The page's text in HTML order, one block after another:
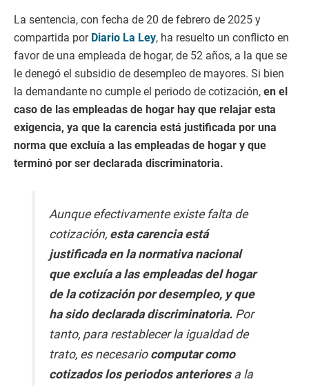
La sentencia, con fecha de 20 de febrero de 2025 y
compartida por Diario La Ley, ha resuelto un conflicto en
favor de una empleada de hogar, de 52 años, a la que se
le denegó el subsidio de desempleo de mayores. Si bien
la demandante no cumple el periodo de cotización, en el
caso de las empleadas de hogar hay que relajar esta
exigencia, ya que la carencia está justificada por una
norma que excluía a las empleadas de hogar y que
terminó por ser declarada discriminatoria.
Aunque efectivamente existe falta de
cotización, esta carencia está
justificada en la normativa nacional
que excluía a las empleadas del hogar
de la cotización por desempleo, y que
ha sido declarada discriminatoria. Por
tanto, para restablecer la igualdad de
trato, es necesario computar como
cotizados los periodos anterioresa la